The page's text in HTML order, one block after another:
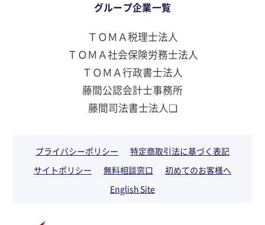
グループ企業一覧
ＴＯＭＡ税理士法人
ＴＯＭＡ社会保険労務士法人
ＴＯＭＡ行政書士法人
藤間公認会計士事務所
藤間司法書士法人❏
プライバシーポリシー
特定商取引法に基づく表記
サイトポリシー
無料相談窓口
初めてのお客様へ
English Site